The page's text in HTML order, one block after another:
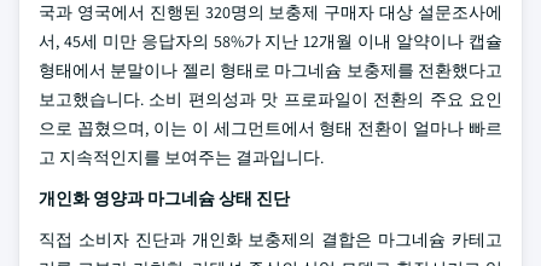
국과 영국에서 진행된 320명의 보충제 구매자 대상 설문조사에
서, 45세 미만 응답자의 58%가 지난 12개월 이내 알약이나 캡슐
형태에서 분말이나 젤리 형태로 마그네슘 보충제를 전환했다고
보고했습니다. 소비 편의성과 맛 프로파일이 전환의 주요 요인
으로 꼽혔으며, 이는 이 세그먼트에서 형태 전환이 얼마나 빠르
고 지속적인지를 보여주는 결과입니다.
개인화 영양과 마그네슘 상태 진단
직접 소비자 진단과 개인화 보충제의 결합은 마그네슘 카테고